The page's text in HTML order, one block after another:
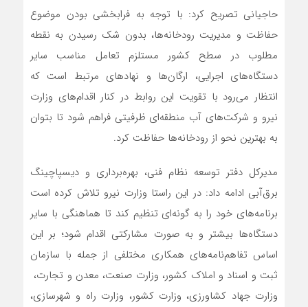
حاجیانی تصریح کرد: با توجه به فرابخشی بودن موضوع
حفاظت و مدیریت رودخانه‌ها، بدون شک رسیدن به نقطه
مطلوب در سطح کشور مستلزم تعامل مناسب سایر
دستگاه‌های اجرایی، ارگان‌ها و نهادهای مرتبط است که
انتظار می‌رود با تقویت این روابط در کنار اقدام‌های وزارت
نیرو و شرکت‌های آب منطقه‌ای ظرفیتی فراهم شود تا بتوان
به بهترین نحو از رودخانه‌ها حفاظت کرد.
مدیرکل دفتر توسعه نظام فنی، بهره‌برداری و دیسپاچینگ
برق‌آبی ادامه داد: در این راستا وزارت نیرو تلاش کرده است
برنامه‌های خود را به گونه‌ای تنظیم کند تا هماهنگی با سایر
دستگاه‌ها بیشتر و به صورت مشارکتی اقدام شود؛ بر این
اساس تفاهم‌نامه‌‌های همکاری مختلفی از جمله با سازمان
ثبت و اسناد و املاک کشور، وزارت صنعت، معدن و تجارت،
وزارت جهاد کشاورزی، وزارت کشور، وزارت راه و شهرسازی،